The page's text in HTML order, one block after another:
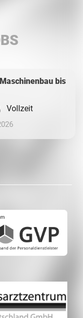
bis
Vollzeit